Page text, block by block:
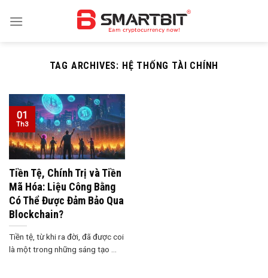
TAG ARCHIVES: HỆ THỐNG TÀI CHÍNH
Tiền Tệ, Chính Trị và Tiền
Mã Hóa: Liệu Công Bằng
Có Thể Được Đảm Bảo Qua
Blockchain?
Tiền tệ, từ khi ra đời, đã được coi
là một trong những sáng tạo ...
01
Th3